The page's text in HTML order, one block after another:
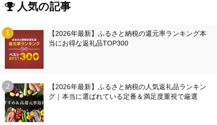
人気の記事
【2026年最新】ふるさと納税の還元率ランキング本
当にお得な返礼品TOP300
【2026年最新】ふるさと納税の人気返礼品ランキン
グ｜本当に選ばれている定番＆満足度重視で厳選